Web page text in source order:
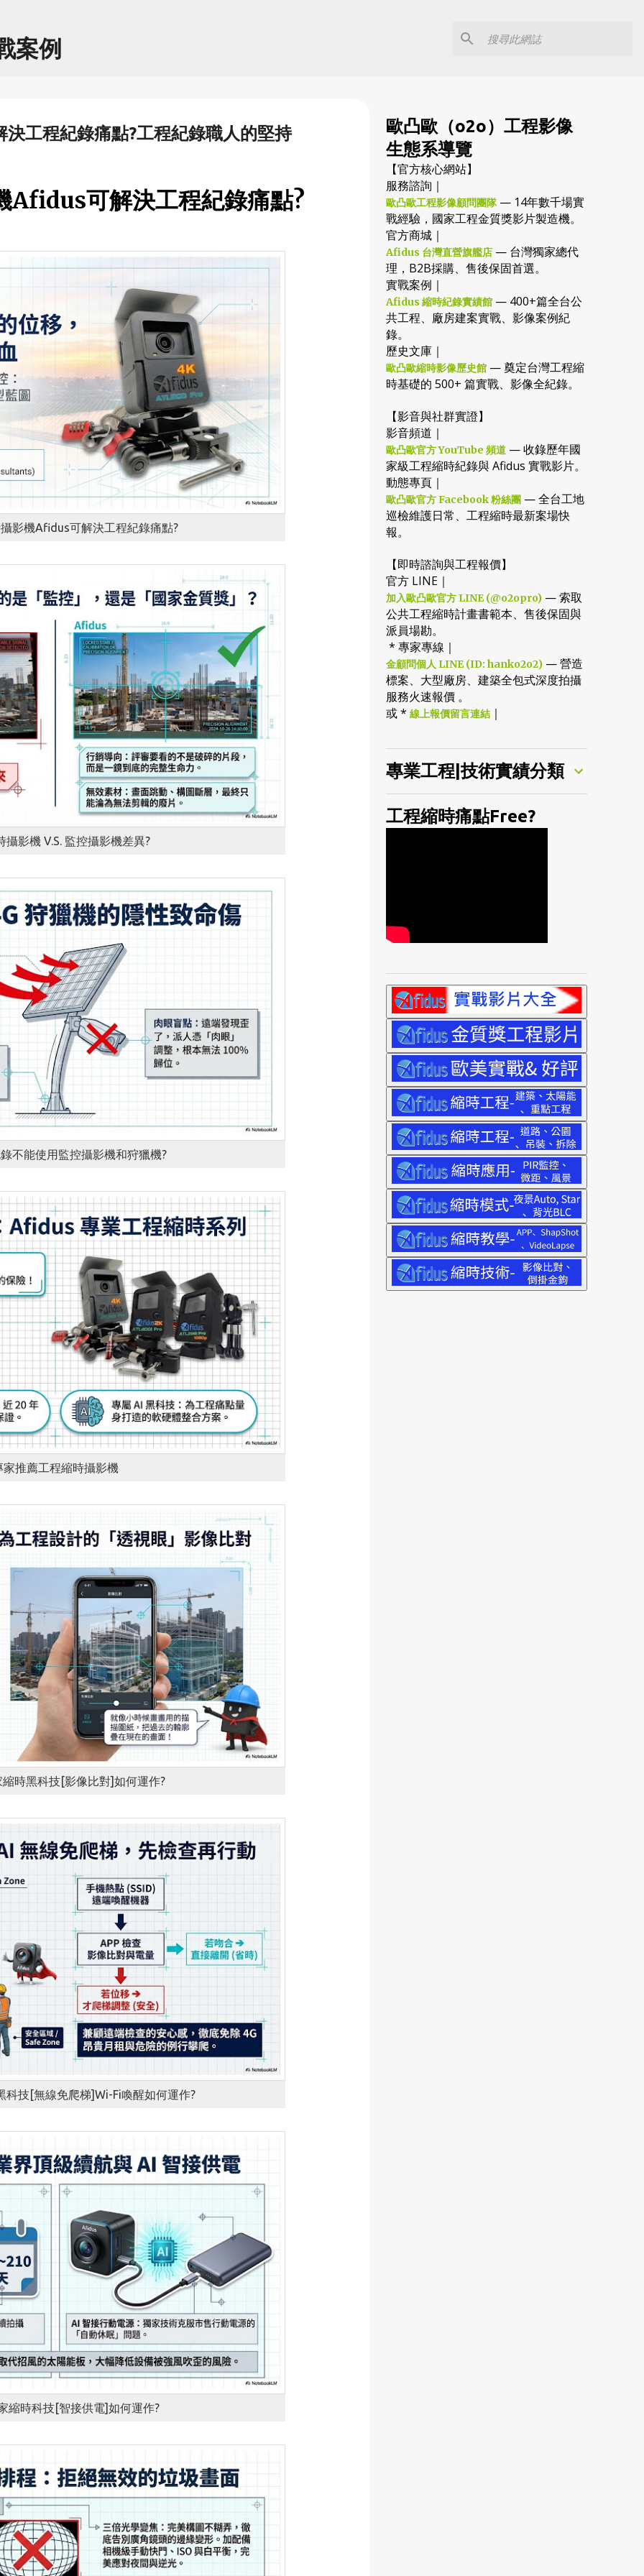
案例
工程紀錄痛點?工程紀錄職人的堅持
Afidus可解決工程紀錄痛點?
影機Afidus可解決工程紀錄痛點?
攝影機 V.S. 監控攝影機差異?
不能使用監控攝影機和狩獵機?
家推薦工程縮時攝影機
時黑科技[影像比對]如何運作?
科技[無線免爬梯]Wi-Fi喚醒如何運作?
縮時科技[智接供電]如何運作?
歐凸歐（o2o）工程影像
生態系導覽
【官方核心網站】
服務諮詢｜
歐凸歐工程影像顧問團隊— 14年數千場實
戰經驗，國家工程金質獎影片製造機。
官方商城｜
Afidus 台灣直營旗艦店— 台灣獨家總代
理，B2B採購、售後保固首選。
實戰案例｜
Afidus 縮時紀錄實績館— 400+篇全台公
共工程、廠房建案實戰、影像案例紀
錄。
歷史文庫｜
歐凸歐縮時影像歷史館— 奠定台灣工程縮
時基礎的 500+ 篇實戰、影像全紀錄。
【影音與社群實證】
影音頻道｜
歐凸歐官方 YouTube 頻道— 收錄歷年國
家級工程縮時紀錄與 Afidus 實戰影片。
動態專頁｜
歐凸歐官方 Facebook 粉絲團— 全台工地
巡檢維護日常、工程縮時最新案場快
報。
【即時諮詢與工程報價】
官方 LINE｜
加入歐凸歐官方 LINE (@o2opro)— 索取
公共工程縮時計畫書範本、售後保固與
派員場勘。
* 專家專線｜
金顧問個人 LINE (ID: hanko2o2)— 營造
標案、大型廠房、建築全包式深度拍攝
服務火速報價 。
或 * 線上報價留言連結｜
專業工程|技術實績分類
工程縮時痛點Free?